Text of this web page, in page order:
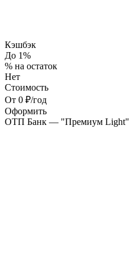
Кэшбэк
До 1%
% на остаток
Нет
Стоимость
От 0 ₽/год
Оформить
ОТП Банк — "Премиум Light"